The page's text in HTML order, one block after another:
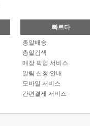
빠르다
총알배송
총알검색
매장 픽업 서비스
알림 신청 안내
모바일 서비스
간편결제 서비스